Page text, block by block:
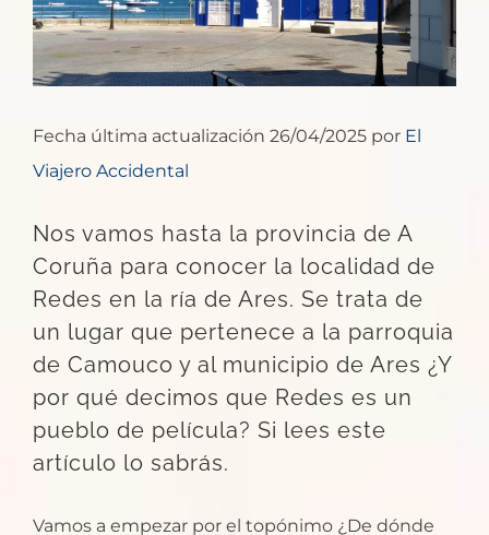
Fecha última actualización 26/04/2025 por El
Viajero Accidental
Nos vamos hasta la provincia de A
Coruña para conocer la localidad de
Redes en la ría de Ares. Se trata de
un lugar que pertenece a la parroquia
de Camouco y al municipio de Ares ¿Y
por qué decimos que Redes es un
pueblo de película? Si lees este
artículo lo sabrás.
Vamos a empezar por el topónimo ¿De dónde